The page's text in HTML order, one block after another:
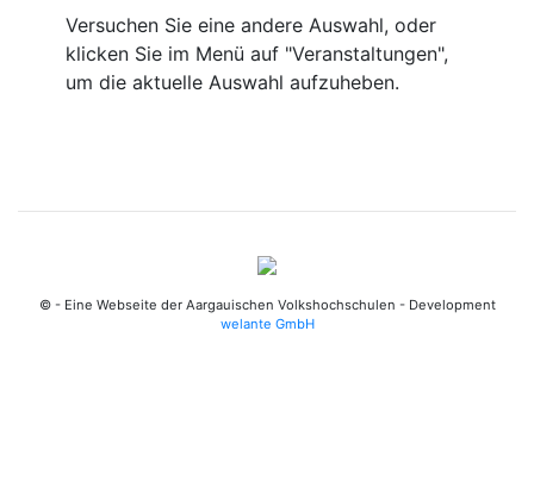
Versuchen Sie eine andere Auswahl, oder
klicken Sie im Menü auf "Veranstaltungen",
um die aktuelle Auswahl aufzuheben.
© - Eine Webseite der Aargauischen Volkshochschulen - Development
welante GmbH